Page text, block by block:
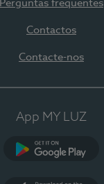
Perguntas frequentes
Contactos
Contacte-nos
App MY LUZ